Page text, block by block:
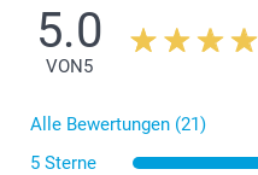
5.0
VON5
Alle Bewertungen (21)
5 Sterne